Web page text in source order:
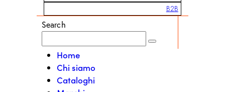
B2B
Search
Home
Chi siamo
Cataloghi